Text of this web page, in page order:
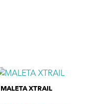
MALETA XTRAIL